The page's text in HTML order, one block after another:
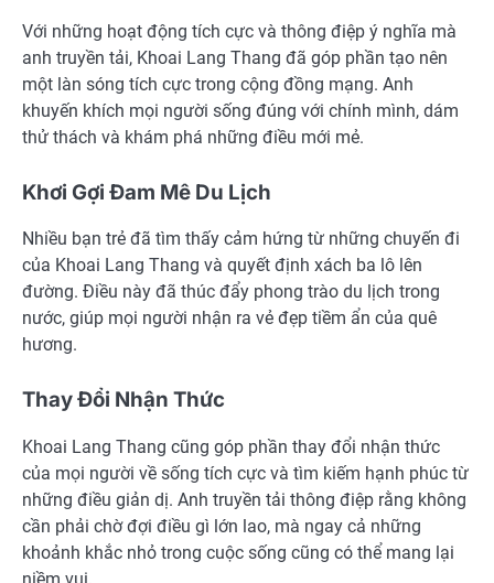
Với những hoạt động tích cực và thông điệp ý nghĩa mà
anh truyền tải, Khoai Lang Thang đã góp phần tạo nên
một làn sóng tích cực trong cộng đồng mạng. Anh
khuyến khích mọi người sống đúng với chính mình, dám
thử thách và khám phá những điều mới mẻ.
Khơi Gợi Đam Mê Du Lịch
Nhiều bạn trẻ đã tìm thấy cảm hứng từ những chuyến đi
của Khoai Lang Thang và quyết định xách ba lô lên
đường. Điều này đã thúc đẩy phong trào du lịch trong
nước, giúp mọi người nhận ra vẻ đẹp tiềm ẩn của quê
hương.
Thay Đổi Nhận Thức
Khoai Lang Thang cũng góp phần thay đổi nhận thức
của mọi người về sống tích cực và tìm kiếm hạnh phúc từ
những điều giản dị. Anh truyền tải thông điệp rằng không
cần phải chờ đợi điều gì lớn lao, mà ngay cả những
khoảnh khắc nhỏ trong cuộc sống cũng có thể mang lại
niềm vui.